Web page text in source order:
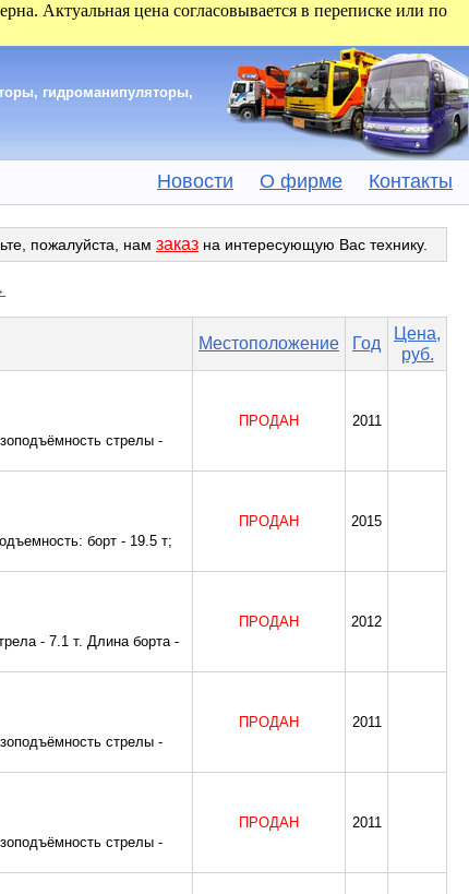
Актуальная цена согласовывается в переписке или по
гидроманипуляторы,
Новости О фирме Контакты
пожалуйста, нам заказ на интересующую Вас технику.
Местоположение Год
Цена,
руб.
стрелы -
ПРОДАН 2011
борт - 19.5 т;
ПРОДАН 2015
- 7.1 т. Длина борта -
ПРОДАН 2012
стрелы -
ПРОДАН 2011
стрелы -
ПРОДАН 2011